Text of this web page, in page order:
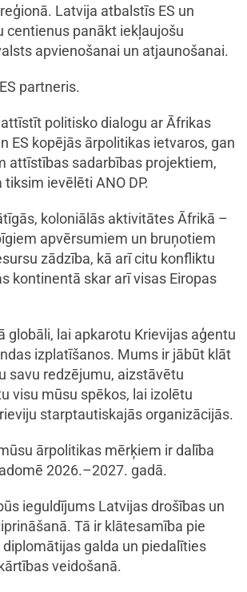
Latvija atbalstīs ES un
centienus panākt iekļaujošu
apvienošanai un atjaunošanai.
partneris.
politisko dialogu ar Āfrikas
ES kopējās ārpolitikas ietvaros, gan
attīstības sadarbības projektiem,
ievēlēti ANO DP.
koloniālās aktivitātes Āfrikā –
apvērsumiem un bruņotiem
zādzība, kā arī citu konfliktu
kontinentā skar arī visas Eiropas
globāli, lai apkarotu Krievijas aģentu
izplatīšanos. Mums ir jābūt klāt
savu redzējumu, aizstāvētu
visu mūsu spēkos, lai izolētu
starptautiskajās organizācijās.
ārpolitikas mērķiem ir dalība
2026.–2027. gadā.
ieguldījums Latvijas drošības un
Tā ir klātesamība pie
galda un piedalīties
veidošanā.